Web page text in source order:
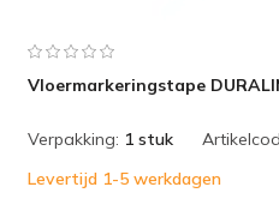
Vloermarkeringstape
Verpakking: 1 stuk
Levertijd 1-5 werkdagen